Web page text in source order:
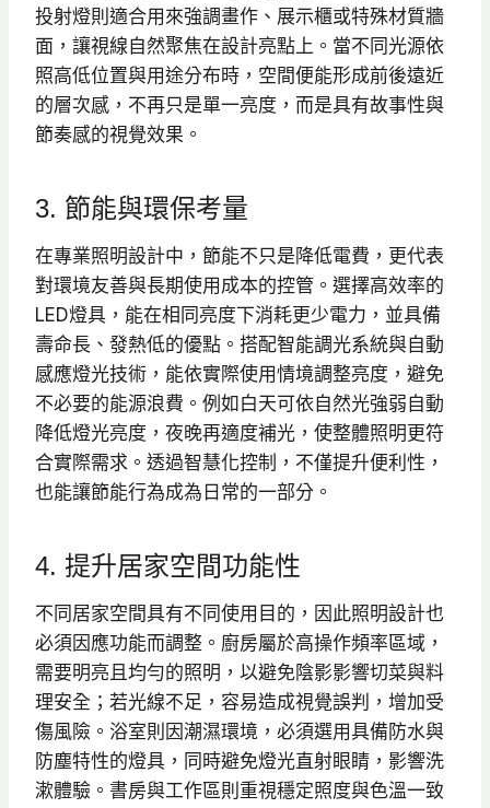
投射燈則適合用來強調畫作、展示櫃或特殊材質牆
面，讓視線自然聚焦在設計亮點上。當不同光源依
照高低位置與用途分布時，空間便能形成前後遠近
的層次感，不再只是單一亮度，而是具有故事性與
節奏感的視覺效果。
3. 節能與環保考量
在專業照明設計中，節能不只是降低電費，更代表
對環境友善與長期使用成本的控管。選擇高效率的
LED燈具，能在相同亮度下消耗更少電力，並具備
壽命長、發熱低的優點。搭配智能調光系統與自動
感應燈光技術，能依實際使用情境調整亮度，避免
不必要的能源浪費。例如白天可依自然光強弱自動
降低燈光亮度，夜晚再適度補光，使整體照明更符
合實際需求。透過智慧化控制，不僅提升便利性，
也能讓節能行為成為日常的一部分。
4. 提升居家空間功能性
不同居家空間具有不同使用目的，因此照明設計也
必須因應功能而調整。廚房屬於高操作頻率區域，
需要明亮且均勻的照明，以避免陰影影響切菜與料
理安全；若光線不足，容易造成視覺誤判，增加受
傷風險。浴室則因潮濕環境，必須選用具備防水與
防塵特性的燈具，同時避免燈光直射眼睛，影響洗
漱體驗。書房與工作區則重視穩定照度與色溫一致